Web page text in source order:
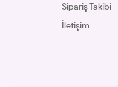
Sipariş Takibi
İletişim